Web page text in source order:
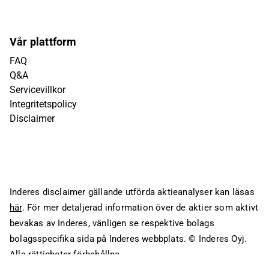
Vår plattform
FAQ
Q&A
Servicevillkor
Integritetspolicy
Disclaimer
Inderes disclaimer gällande utförda aktieanalyser kan läsas
här. För mer detaljerad information över de aktier som aktivt
bevakas av Inderes, vänligen se respektive bolags
bolagsspecifika sida på Inderes webbplats. © Inderes Oyj.
Alla rättigheter förbehållna.